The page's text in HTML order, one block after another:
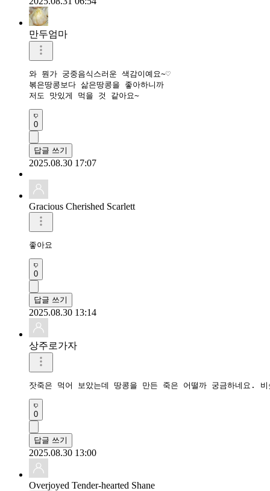
만두엄마
와 뭔가 궁중음식스러운 색감이예요~♡
볶은땅콩보다 삶은땅콩을 좋아하니까
저도 맛있게 먹을 것 같아요~
0
답글 쓰기
2025.08.30 17:07
Gracious Cherished Scarlett
좋아요
0
답글 쓰기
2025.08.30 13:14
상주로가자
잣죽은 먹어 보았는데 땅콩을 만든 죽은 어떨까 궁금하네요.
0
답글 쓰기
2025.08.30 13:00
Overjoyed Tender-hearted Shane